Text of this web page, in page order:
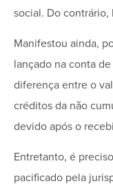
social. Do contrário,
Manifestou ainda,
lançado na conta
diferença entre o
créditos da não
devido após o
Entretanto, é
pacificado pela